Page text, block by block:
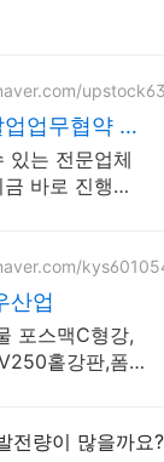
upstock63
업무협약 전
있는 전문업체
바로 진행하
산업
포스맥C형강,
홑강판,폼
전량이 많을까요